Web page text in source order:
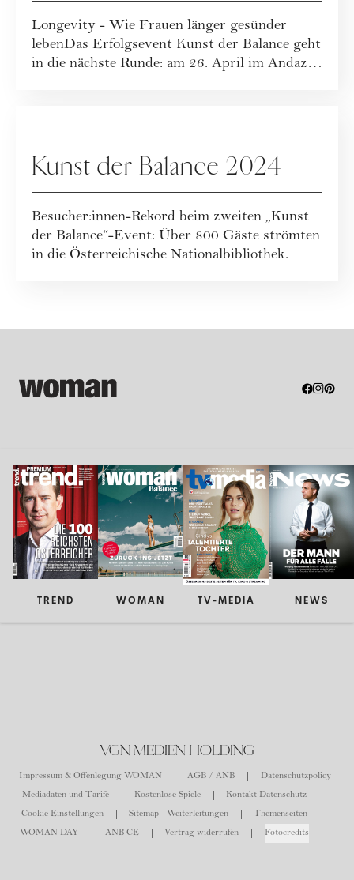
Longevity - Wie Frauen länger gesünder
lebenDas Erfolgsevent Kunst der Balance geht
in die nächste Runde: am 26. April im Andaz
Kunst der Balance 2024
Besucher:innen-Rekord beim zweiten „Kunst
der Balance“-Event: Über 800 Gäste strömten
in die Österreichische Nationalbibliothek.
TREND WOMAN TV-MEDIA NEWS
VGN MEDIEN HOLDING
Impressum & Offenlegung WOMAN AGB / ANB
Datenschutzpolicy
Mediadaten und Tarife
Kostenlose Spiele
Kontakt Datenschutz
Cookie Einstellungen
Sitemap - Weiterleitungen
Themenseiten
WOMAN DAY
ANB CE Vertrag widerrufen Fotocredits